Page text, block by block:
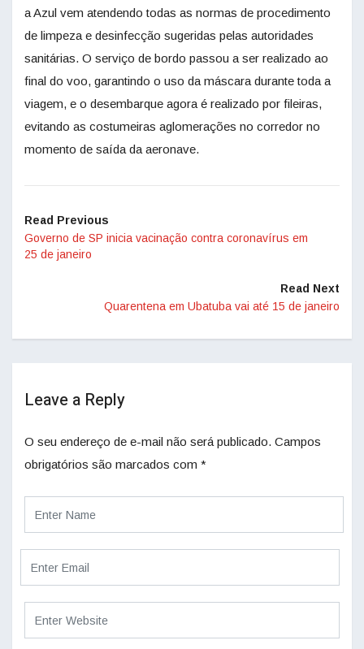
a Azul vem atendendo todas as normas de procedimento
de limpeza e desinfecção sugeridas pelas autoridades
sanitárias. O serviço de bordo passou a ser realizado ao
final do voo, garantindo o uso da máscara durante toda a
viagem, e o desembarque agora é realizado por fileiras,
evitando as costumeiras aglomerações no corredor no
momento de saída da aeronave.
Read Previous
Governo de SP inicia vacinação contra coronavírus em
25 de janeiro
Read Next
Quarentena em Ubatuba vai até 15 de janeiro
Leave a Reply
O seu endereço de e-mail não será publicado. Campos
obrigatórios são marcados com *